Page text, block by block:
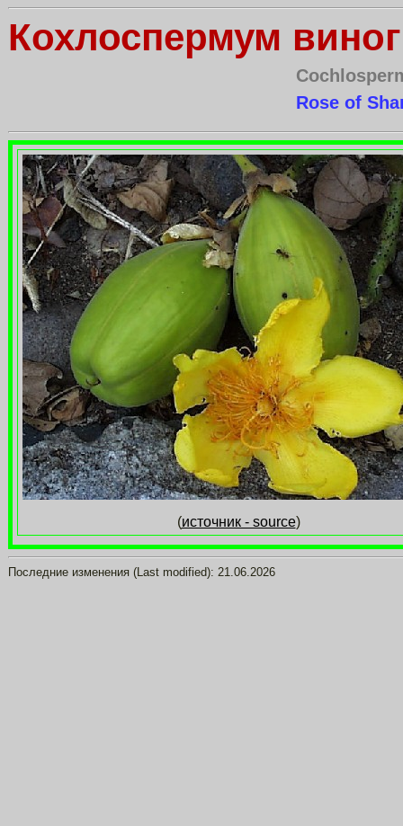
Кохлоспермум
Rose of
(источник - source)
Последние изменения (Last modified): 21.06.2026